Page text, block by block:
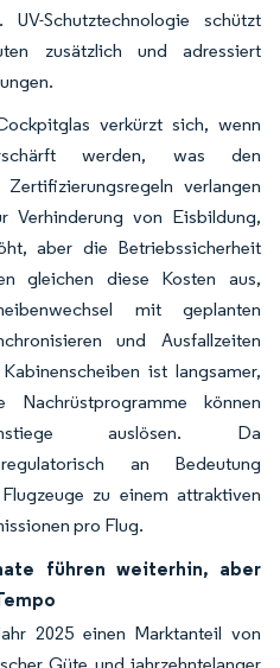
Schutztechnologie schützt
zusätzlich und adressiert
verkürzt sich, wenn
werden, was den
verlangen
Verhinderung von Eisbildung,
aber die Betriebssicherheit
gleichen diese Kosten aus,
mit geplanten
und Ausfallzeiten
ist langsamer,
können
auslösen. Da
regulatorisch an Bedeutung
zu einem attraktiven
pro Flug.
führen weiterhin, aber
2025 einen Marktanteil von